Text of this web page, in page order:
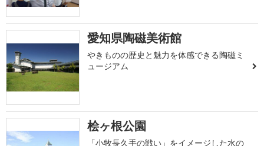
愛知県陶磁美術館
やきものの歴史と魅力を体感できる陶磁ミ
ュージアム
桧ヶ根公園
「小牧長久手の戦い」をイメージした水の